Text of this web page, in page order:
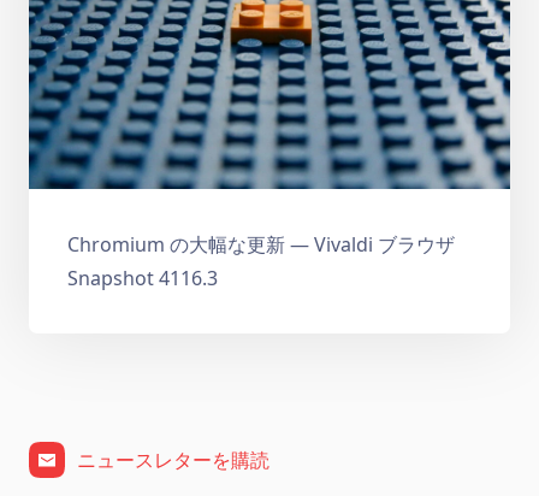
Chromium の大幅な更新 — Vivaldi ブラウザ
Snapshot 4116.3
ニュースレターを購読